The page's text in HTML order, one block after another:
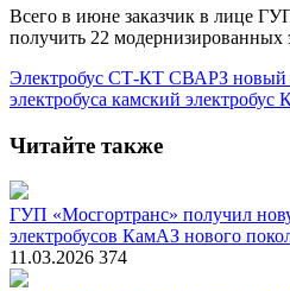
Всего в июне заказчик в лице
получить 22
Электробус СТ-КТ СВАРЗ новый
электробуса камский электробус
Читайте также
ГУП «Мосгортранс» получил
электробусов КамАЗ нового
11.03.2026 374